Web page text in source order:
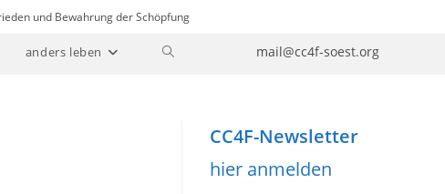
und Bewahrung der Schöpfung
mail@cc4f-soest.org
anders leben
Website-
CC4F-Newsletter
hier anmelden